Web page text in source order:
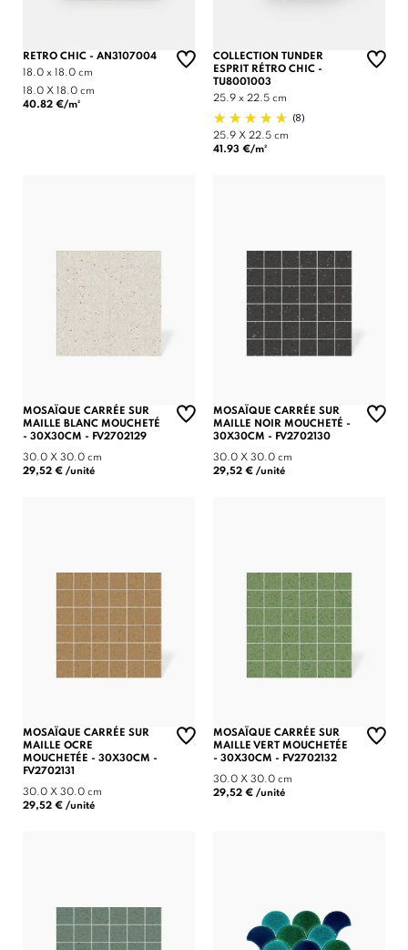
RETRO CHIC - AN3107004
18.0 x 18.0 cm
18.0 X 18.0 cm
40.82 €/m²
COLLECTION TUNDER
ESPRIT RÉTRO CHIC -
TU8001003
25.9 x 22.5 cm
(8)
25.9 X 22.5 cm
41.93 €/m²
MOSAÏQUE CARRÉE SUR
MAILLE BLANC MOUCHETÉ
- 30X30CM - FV2702129
30.0 X 30.0 cm
29,52 € /unité
MOSAÏQUE CARRÉE SUR
MAILLE NOIR MOUCHETÉ -
30X30CM - FV2702130
30.0 X 30.0 cm
29,52 € /unité
MOSAÏQUE CARRÉE SUR
MAILLE OCRE
MOUCHETÉE - 30X30CM -
FV2702131
30.0 X 30.0 cm
29,52 € /unité
MOSAÏQUE CARRÉE SUR
MAILLE VERT MOUCHETÉE
- 30X30CM - FV2702132
30.0 X 30.0 cm
29,52 € /unité